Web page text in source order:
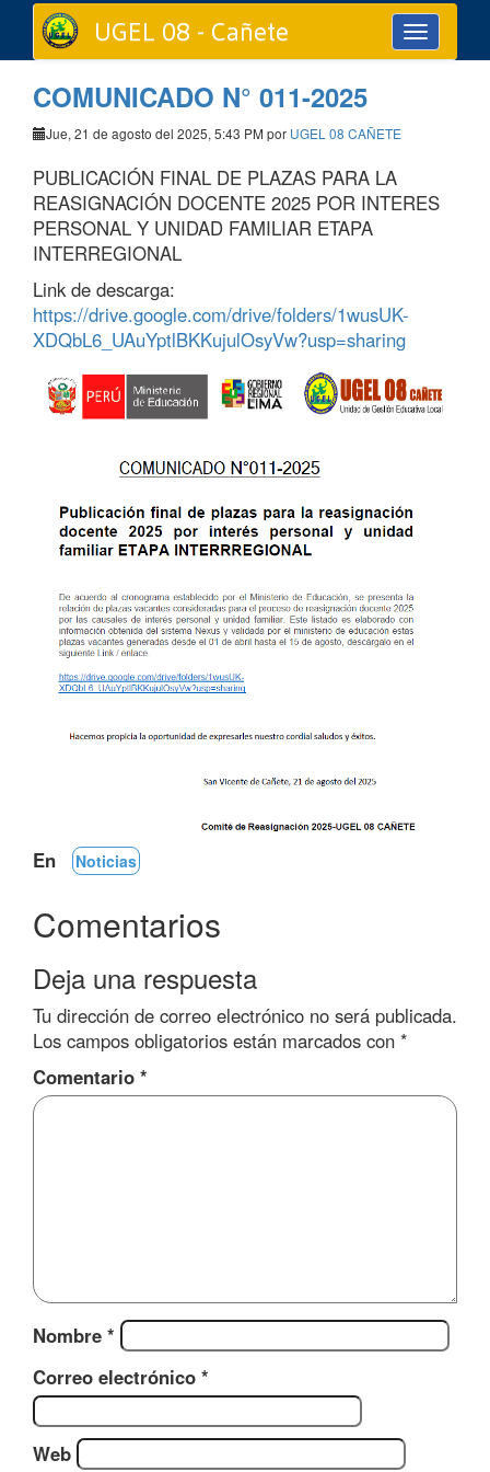
Toggle
navigation
UGEL 08 - Cañete
COMUNICADO N° 011-2025
Jue, 21 de agosto del 2025, 5:43 PM por UGEL 08 CAÑETE
PUBLICACIÓN FINAL DE PLAZAS PARA LA
REASIGNACIÓN DOCENTE 2025 POR INTERES
PERSONAL Y UNIDAD FAMILIAR ETAPA
INTERREGIONAL
Link de descarga:
https://drive.google.com/drive/folders/1wusUK-
XDQbL6_UAuYptlBKKujulOsyVw?usp=sharing
En Noticias
Comentarios
Deja una respuesta
Tu dirección de correo electrónico no será publicada.
Los campos obligatorios están marcados con *
Comentario *
Nombre *
Correo electrónico *
Web